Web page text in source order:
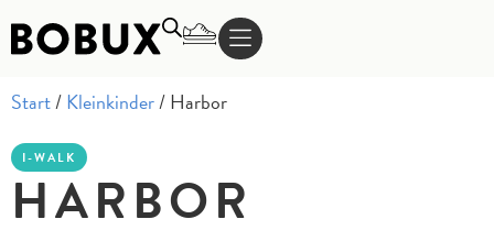
Start/Kleinkinder/ Harbor
I-WALK
HARBOR